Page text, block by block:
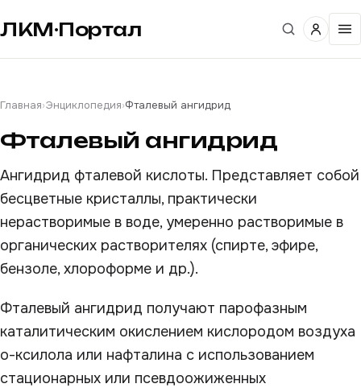
ЛКМ·Портал
Главная›Энциклопедия›Фталевый ангидрид
Фталевый ангидрид
Ангидрид фталевой кислоты. Представляет собой
бесцветные кристаллы, практически
нерастворимые в воде, умеренно растворимые в
органических растворителях (спирте, эфире,
бензоле, хлороформе и др.).
Фталевый ангидрид получают парофазным
каталитическим окислением кислородом воздуха
о-ксилола или нафталина с использованием
стационарных или псевдоожиженных